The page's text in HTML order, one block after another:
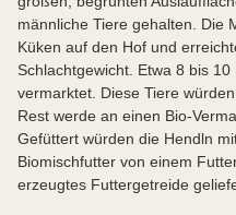
männliche Tiere gehalten. Die
Küken auf den Hof und
Schlachtgewicht. Etwa 8 bis
vermarktet. Diese Tiere
Rest werde an einen Bio-
Gefüttert würden die Hendln
Biomischfutter von einem
erzeugtes Futtergetreide